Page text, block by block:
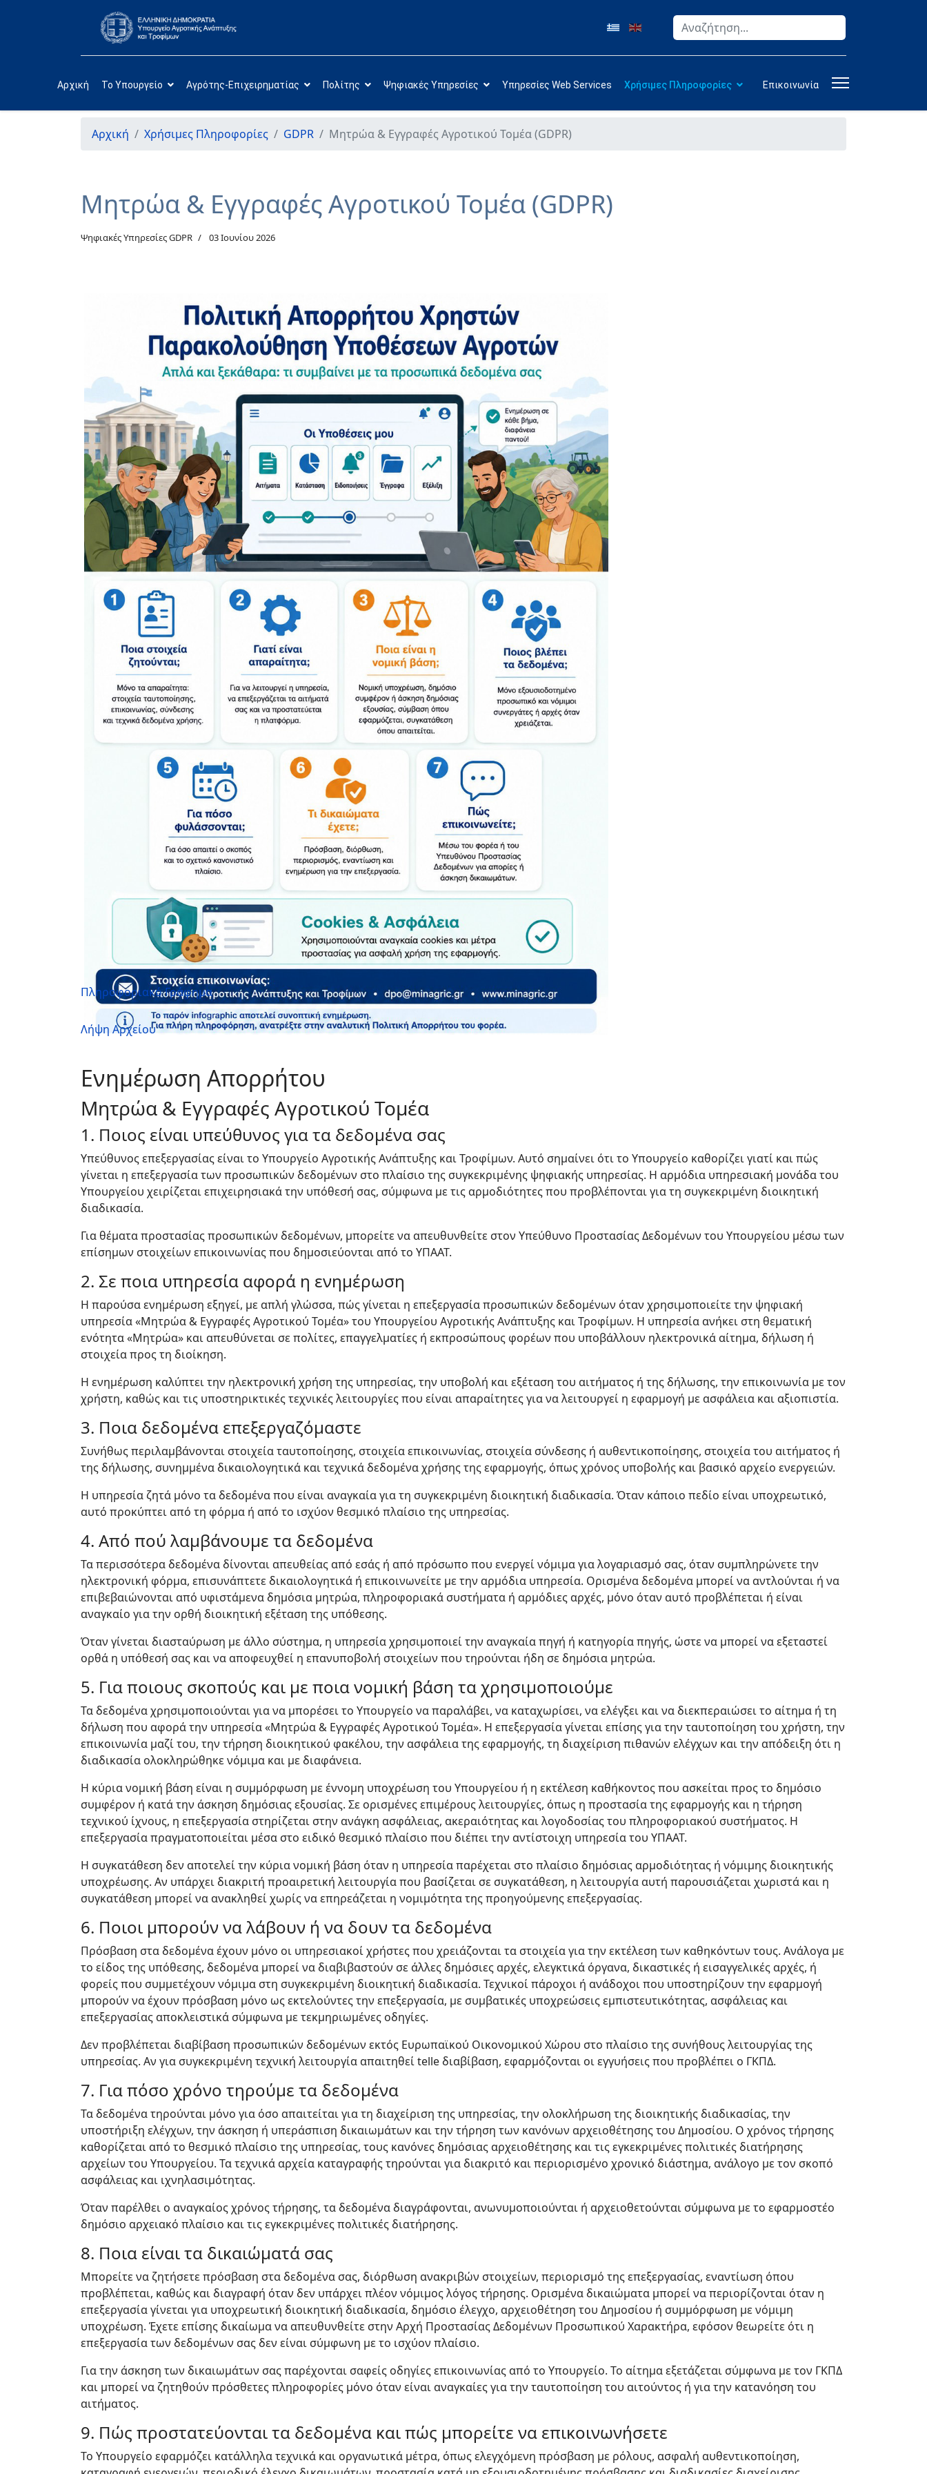
Αναζήτηση
Αρχική Το Υπουργείο Αγρότης-Επιχειρηματίας Πολίτης Ψηφιακές Υπηρεσίες Υπηρεσίες Web Services Χρήσιμες Πληροφορίες Επικοινωνία
Αρχική Χρήσιμες Πληροφορίες GDPR Μητρώα & Εγγραφές Αγροτικού Τομέα (GDPR)
Μητρώα & Εγγραφές Αγροτικού Τομέα (GDPR)
Ψηφιακές Υπηρεσίες GDPR 03 Ιουνίου 2026
Πληροφοριακό Γράφημα
Λήψη Αρχείου
Ενημέρωση Απορρήτου
Μητρώα & Εγγραφές Αγροτικού Τομέα
1. Ποιος είναι υπεύθυνος για τα δεδομένα σας
Υπεύθυνος επεξεργασίας είναι το Υπουργείο Αγροτικής Ανάπτυξης και Τροφίμων. Αυτό σημαίνει ότι το Υπουργείο καθορίζει γιατί και πώς
γίνεται η επεξεργασία των προσωπικών δεδομένων στο πλαίσιο της συγκεκριμένης ψηφιακής υπηρεσίας. Η αρμόδια υπηρεσιακή μονάδα του
Υπουργείου χειρίζεται επιχειρησιακά την υπόθεσή σας, σύμφωνα με τις αρμοδιότητες που προβλέπονται για τη συγκεκριμένη διοικητική
διαδικασία.
Για θέματα προστασίας προσωπικών δεδομένων, μπορείτε να απευθυνθείτε στον Υπεύθυνο Προστασίας Δεδομένων του Υπουργείου μέσω των
επίσημων στοιχείων επικοινωνίας που δημοσιεύονται από το ΥΠΑΑΤ.
2. Σε ποια υπηρεσία αφορά η ενημέρωση
Η παρούσα ενημέρωση εξηγεί, με απλή γλώσσα, πώς γίνεται η επεξεργασία προσωπικών δεδομένων όταν χρησιμοποιείτε την ψηφιακή
υπηρεσία «Μητρώα & Εγγραφές Αγροτικού Τομέα» του Υπουργείου Αγροτικής Ανάπτυξης και Τροφίμων. Η υπηρεσία ανήκει στη θεματική
ενότητα «Μητρώα» και απευθύνεται σε πολίτες, επαγγελματίες ή εκπροσώπους φορέων που υποβάλλουν ηλεκτρονικά αίτημα, δήλωση ή
στοιχεία προς τη διοίκηση.
Η ενημέρωση καλύπτει την ηλεκτρονική χρήση της υπηρεσίας, την υποβολή και εξέταση του αιτήματος ή της δήλωσης, την επικοινωνία με τον
χρήστη, καθώς και τις υποστηρικτικές τεχνικές λειτουργίες που είναι απαραίτητες για να λειτουργεί η εφαρμογή με ασφάλεια και αξιοπιστία.
3. Ποια δεδομένα επεξεργαζόμαστε
Συνήθως περιλαμβάνονται στοιχεία ταυτοποίησης, στοιχεία επικοινωνίας, στοιχεία σύνδεσης ή αυθεντικοποίησης, στοιχεία του αιτήματος ή
της δήλωσης, συνημμένα δικαιολογητικά και τεχνικά δεδομένα χρήσης της εφαρμογής, όπως χρόνος υποβολής και βασικό αρχείο ενεργειών.
Η υπηρεσία ζητά μόνο τα δεδομένα που είναι αναγκαία για τη συγκεκριμένη διοικητική διαδικασία. Όταν κάποιο πεδίο είναι υποχρεωτικό,
αυτό προκύπτει από τη φόρμα ή από το ισχύον θεσμικό πλαίσιο της υπηρεσίας.
4. Από πού λαμβάνουμε τα δεδομένα
Τα περισσότερα δεδομένα δίνονται απευθείας από εσάς ή από πρόσωπο που ενεργεί νόμιμα για λογαριασμό σας, όταν συμπληρώνετε την
ηλεκτρονική φόρμα, επισυνάπτετε δικαιολογητικά ή επικοινωνείτε με την αρμόδια υπηρεσία. Ορισμένα δεδομένα μπορεί να αντλούνται ή να
επιβεβαιώνονται από υφιστάμενα δημόσια μητρώα, πληροφοριακά συστήματα ή αρμόδιες αρχές, μόνο όταν αυτό προβλέπεται ή είναι
αναγκαίο για την ορθή διοικητική εξέταση της υπόθεσης.
Όταν γίνεται διασταύρωση με άλλο σύστημα, η υπηρεσία χρησιμοποιεί την αναγκαία πηγή ή κατηγορία πηγής, ώστε να μπορεί να εξεταστεί
ορθά η υπόθεσή σας και να αποφευχθεί η επανυποβολή στοιχείων που τηρούνται ήδη σε δημόσια μητρώα.
5. Για ποιους σκοπούς και με ποια νομική βάση τα χρησιμοποιούμε
Τα δεδομένα χρησιμοποιούνται για να μπορέσει το Υπουργείο να παραλάβει, να καταχωρίσει, να ελέγξει και να διεκπεραιώσει το αίτημα ή τη
δήλωση που αφορά την υπηρεσία «Μητρώα & Εγγραφές Αγροτικού Τομέα». Η επεξεργασία γίνεται επίσης για την ταυτοποίηση του χρήστη, την
επικοινωνία μαζί του, την τήρηση διοικητικού φακέλου, την ασφάλεια της εφαρμογής, τη διαχείριση πιθανών ελέγχων και την απόδειξη ότι η
διαδικασία ολοκληρώθηκε νόμιμα και με διαφάνεια.
Η κύρια νομική βάση είναι η συμμόρφωση με έννομη υποχρέωση του Υπουργείου ή η εκτέλεση καθήκοντος που ασκείται προς το δημόσιο
συμφέρον ή κατά την άσκηση δημόσιας εξουσίας. Σε ορισμένες επιμέρους λειτουργίες, όπως η προστασία της εφαρμογής και η τήρηση
τεχνικού ίχνους, η επεξεργασία στηρίζεται στην ανάγκη ασφάλειας, ακεραιότητας και λογοδοσίας του πληροφοριακού συστήματος. Η
επεξεργασία πραγματοποιείται μέσα στο ειδικό θεσμικό πλαίσιο που διέπει την αντίστοιχη υπηρεσία του ΥΠΑΑΤ.
Η συγκατάθεση δεν αποτελεί την κύρια νομική βάση όταν η υπηρεσία παρέχεται στο πλαίσιο δημόσιας αρμοδιότητας ή νόμιμης διοικητικής
υποχρέωσης. Αν υπάρχει διακριτή προαιρετική λειτουργία που βασίζεται σε συγκατάθεση, η λειτουργία αυτή παρουσιάζεται χωριστά και η
συγκατάθεση μπορεί να ανακληθεί χωρίς να επηρεάζεται η νομιμότητα της προηγούμενης επεξεργασίας.
6. Ποιοι μπορούν να λάβουν ή να δουν τα δεδομένα
Πρόσβαση στα δεδομένα έχουν μόνο οι υπηρεσιακοί χρήστες που χρειάζονται τα στοιχεία για την εκτέλεση των καθηκόντων τους. Ανάλογα με
το είδος της υπόθεσης, δεδομένα μπορεί να διαβιβαστούν σε άλλες δημόσιες αρχές, ελεγκτικά όργανα, δικαστικές ή εισαγγελικές αρχές, ή
φορείς που συμμετέχουν νόμιμα στη συγκεκριμένη διοικητική διαδικασία. Τεχνικοί πάροχοι ή ανάδοχοι που υποστηρίζουν την εφαρμογή
μπορούν να έχουν πρόσβαση μόνο ως εκτελούντες την επεξεργασία, με συμβατικές υποχρεώσεις εμπιστευτικότητας, ασφάλειας και
επεξεργασίας αποκλειστικά σύμφωνα με τεκμηριωμένες οδηγίες.
Δεν προβλέπεται διαβίβαση προσωπικών δεδομένων εκτός Ευρωπαϊκού Οικονομικού Χώρου στο πλαίσιο της συνήθους λειτουργίας της
υπηρεσίας. Αν για συγκεκριμένη τεχνική λειτουργία απαιτηθεί telle διαβίβαση, εφαρμόζονται οι εγγυήσεις που προβλέπει ο ΓΚΠΔ.
7. Για πόσο χρόνο τηρούμε τα δεδομένα
Τα δεδομένα τηρούνται μόνο για όσο απαιτείται για τη διαχείριση της υπηρεσίας, την ολοκλήρωση της διοικητικής διαδικασίας, την
υποστήριξη ελέγχων, την άσκηση ή υπεράσπιση δικαιωμάτων και την τήρηση των κανόνων αρχειοθέτησης του Δημοσίου. Ο χρόνος τήρησης
καθορίζεται από το θεσμικό πλαίσιο της υπηρεσίας, τους κανόνες δημόσιας αρχειοθέτησης και τις εγκεκριμένες πολιτικές διατήρησης
αρχείων του Υπουργείου. Τα τεχνικά αρχεία καταγραφής τηρούνται για διακριτό και περιορισμένο χρονικό διάστημα, ανάλογο με τον σκοπό
ασφάλειας και ιχνηλασιμότητας.
Όταν παρέλθει ο αναγκαίος χρόνος τήρησης, τα δεδομένα διαγράφονται, ανωνυμοποιούνται ή αρχειοθετούνται σύμφωνα με το εφαρμοστέο
δημόσιο αρχειακό πλαίσιο και τις εγκεκριμένες πολιτικές διατήρησης.
8. Ποια είναι τα δικαιώματά σας
Μπορείτε να ζητήσετε πρόσβαση στα δεδομένα σας, διόρθωση ανακριβών στοιχείων, περιορισμό της επεξεργασίας, εναντίωση όπου
προβλέπεται, καθώς και διαγραφή όταν δεν υπάρχει πλέον νόμιμος λόγος τήρησης. Ορισμένα δικαιώματα μπορεί να περιορίζονται όταν η
επεξεργασία γίνεται για υποχρεωτική διοικητική διαδικασία, δημόσιο έλεγχο, αρχειοθέτηση του Δημοσίου ή συμμόρφωση με νόμιμη
υποχρέωση. Έχετε επίσης δικαίωμα να απευθυνθείτε στην Αρχή Προστασίας Δεδομένων Προσωπικού Χαρακτήρα, εφόσον θεωρείτε ότι η
επεξεργασία των δεδομένων σας δεν είναι σύμφωνη με το ισχύον πλαίσιο.
Για την άσκηση των δικαιωμάτων σας παρέχονται σαφείς οδηγίες επικοινωνίας από το Υπουργείο. Το αίτημα εξετάζεται σύμφωνα με τον ΓΚΠΔ
και μπορεί να ζητηθούν πρόσθετες πληροφορίες μόνο όταν είναι αναγκαίες για την ταυτοποίηση του αιτούντος ή για την κατανόηση του
αιτήματος.
9. Πώς προστατεύονται τα δεδομένα και πώς μπορείτε να επικοινωνήσετε
Το Υπουργείο εφαρμόζει κατάλληλα τεχνικά και οργανωτικά μέτρα, όπως ελεγχόμενη πρόσβαση με ρόλους, ασφαλή αυθεντικοποίηση,